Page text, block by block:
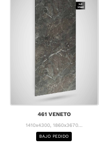
461 VENETO
1410x4300, 1860x3670...
BAJO PEDIDO